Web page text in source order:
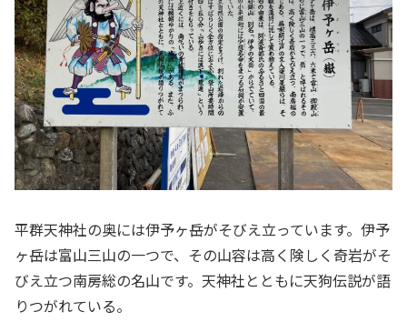
平群天神社の奥には伊予ヶ岳がそびえ立っています。伊予
ヶ岳は富山三山の一つで、その山容は高く険しく奇岩がそ
びえ立つ南房総の名山です。天神社とともに天狗伝説が語
りつがれている。